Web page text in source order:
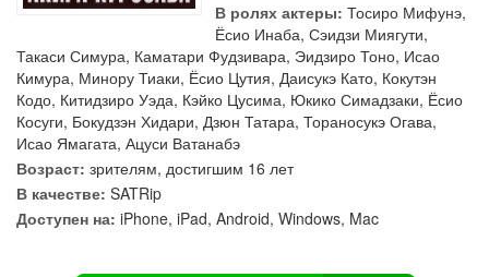
В ролях актеры: Тосиро Мифунэ,
Ёсио Инаба, Сэидзи Миягути,
Такаси Симура, Каматари Фудзивара, Эидзиро Тоно, Исао
Кимура, Минору Тиаки, Ёсио Цутия, Даисукэ Като, Кокутэн
Кодо, Китидзиро Уэда, Кэйко Цусима, Юкико Симадзаки, Ёсио
Косуги, Бокудзэн Хидари, Дзюн Татара, Тораносукэ Огава,
Исао Ямагата, Ацуси Ватанабэ
Возраст: зрителям, достигшим 16 лет
В качестве: SATRip
Доступен на: iPhone, iPad, Android, Windows, Mac